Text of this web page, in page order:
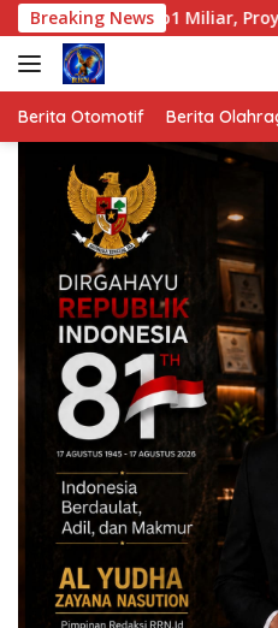
Langsung
ke
konten
Breaking News
Miliar, Proyek Capai 60
Berita Otomotif Berita